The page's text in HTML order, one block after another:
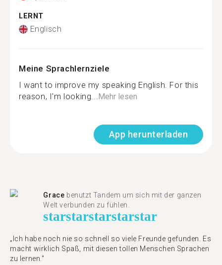
LERNT
Englisch
Meine Sprachlernziele
I want to improve my speaking English. For this
reason, I'm looking...Mehr lesen
App herunterladen
Grace benutzt Tandem um sich mit der ganzen
Welt verbunden zu fühlen.
starstarstarstarstar
„Ich habe noch nie so schnell so viele Freunde gefunden. Es
macht wirklich Spaß, mit diesen tollen Menschen Sprachen
zu lernen."